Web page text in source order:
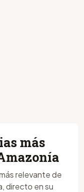
más
relevante de
directo en su